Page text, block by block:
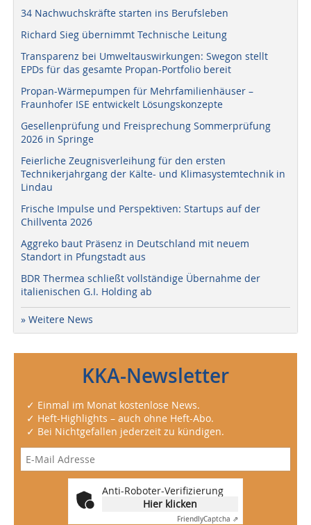
34 Nachwuchskräfte starten ins Berufsleben
Richard Sieg übernimmt Technische Leitung
Transparenz bei Umweltauswirkungen: Swegon stellt
EPDs für das gesamte Propan-Portfolio bereit
Propan-Wärmepumpen für Mehrfamilienhäuser –
Fraunhofer ISE entwickelt Lösungskonzepte
Gesellenprüfung und Freisprechung Sommerprüfung
2026 in Springe
Feierliche Zeugnisverleihung für den ersten
Technikerjahrgang der Kälte- und Klimasystemtechnik in
Lindau
Frische Impulse und Perspektiven: Startups auf der
Chillventa 2026
Aggreko baut Präsenz in Deutschland mit neuem
Standort in Pfungstadt aus
BDR Thermea schließt vollständige Übernahme der
italienischen G.I. Holding ab
» Weitere News
KKA-Newsletter
✓ Einmal im Monat kostenlose News.
✓ Heft-Highlights – auch ohne Heft-Abo.
✓ Bei Nichtgefallen jederzeit zu kündigen.
Anti-Roboter-Verifizierung
Hier klicken
FriendlyCaptcha ⇗